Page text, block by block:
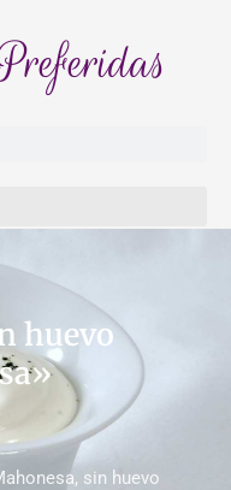
huevo
, sin huevo